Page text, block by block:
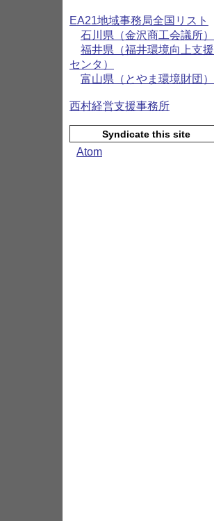
EA21地域事務局全国リスト
石川県（金沢商工会議所）
福井県（福井環境向上支援
センタ）
富山県（とやま環境財団）
西村経営支援事務所
Syndicate this site
Atom